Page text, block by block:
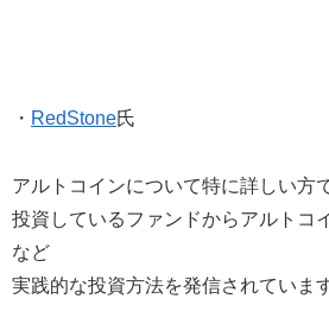
・ RedStone氏
アルトコインについて特に詳しい方
投資しているファンドからアルトコ
など
実践的な投資方法を発信されています